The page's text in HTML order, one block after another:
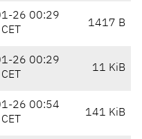
26 00:29
CET
1417 B
26 00:29
CET
11 KiB
26 00:54
CET
141 KiB